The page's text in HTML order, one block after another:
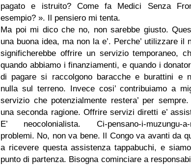
pagato e istruito? Come fa Medici Senza
esempio? ». Il pensiero mi tenta.
Ma poi mi dico che no, non sarebbe giusto.
una buona idea, ma non la e’. Perche’ utilizzare il
significherebbe offrire un servizio temporaneo,
quando abbiamo i finanziamenti, e quando i
di pagare si raccolgono baracche e burattini e
nulla sul terreno. Invece cosi’ contribuiamo a
servizio che potenzialmente restera’ per sempre.
una seconda ragione. Offrire servizi diretti e’
E’ neocolonialista. Ci-pensano-i-muzungu-a-
problemi. No, non va bene. Il Congo va avanti da
a ricevere questa assistenza tappabuchi, e
punto di partenza. Bisogna cominciare a